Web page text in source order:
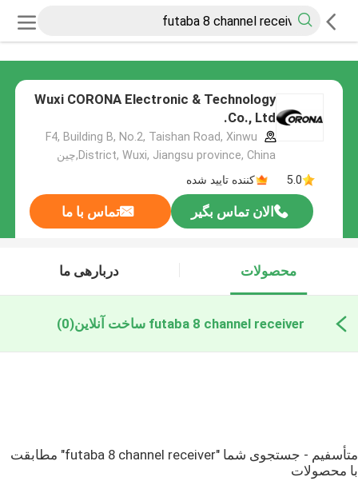
Wuxi CORONA Electronic & Technology
Co., Ltd.
F4, Building B, No.2, Taishan Road, Xinwu
District, Wuxi, Jiangsu province, China,چین
5.0
کننده تایید شده
الان تماس بگیر تماس با ما
محصولات دربارهی ما
futaba 8 channel receiver ساخت آنلاین (0)
متأسفیم - جستجوی شما "futaba 8 channel receiver" مطابقت
با محصولات